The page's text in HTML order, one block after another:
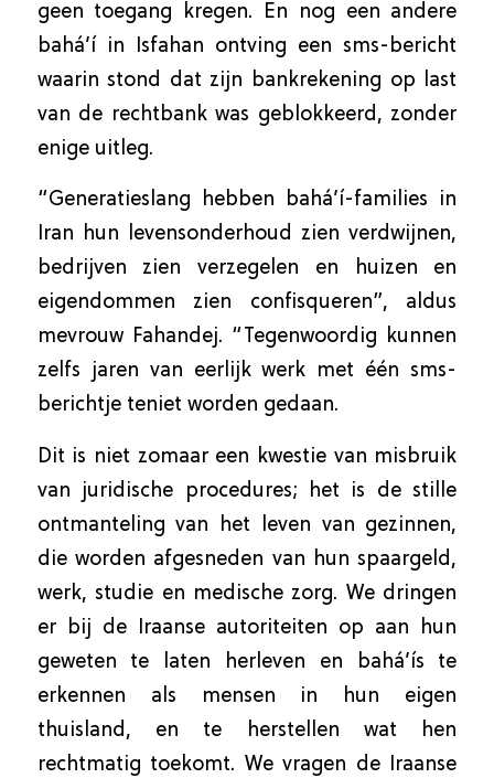
geen toegang kregen. En nog een andere
bahá’í in Isfahan ontving een sms-bericht
waarin stond dat zijn bankrekening op last
van de rechtbank was geblokkeerd, zonder
enige uitleg.
“Generatieslang hebben bahá’í-families in
Iran hun levensonderhoud zien verdwijnen,
bedrijven zien verzegelen en huizen en
eigendommen zien confisqueren”, aldus
mevrouw Fahandej. “Tegenwoordig kunnen
zelfs jaren van eerlijk werk met één sms-
berichtje teniet worden gedaan.
Dit is niet zomaar een kwestie van misbruik
van juridische procedures; het is de stille
ontmanteling van het leven van gezinnen,
die worden afgesneden van hun spaargeld,
werk, studie en medische zorg. We dringen
er bij de Iraanse autoriteiten op aan hun
geweten te laten herleven en bahá’ís te
erkennen als mensen in hun eigen
thuisland, en te herstellen wat hen
rechtmatig toekomt. We vragen de Iraanse